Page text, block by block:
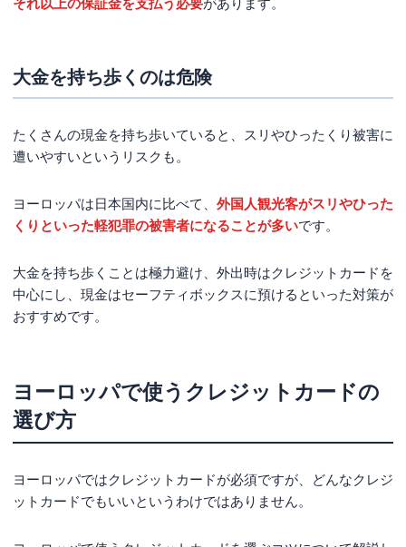
大金を持ち歩くのは危険
たくさんの現金を持ち歩いていると、スリやひったくり被害に
遭いやすいというリスクも。
ヨーロッパは日本国内に比べて、 外国人観光客がスリやひった
くりといった軽犯罪の被害者になることが多いです。
大金を持ち歩くことは極力避け、外出時はクレジットカードを
中心にし、現金はセーフティボックスに預けるといった対策が
おすすめです。
ヨーロッパで使うクレジットカードの
選び方
ヨーロッパではクレジットカードが必須ですが、どんなクレジ
ットカードでもいいというわけではありません。